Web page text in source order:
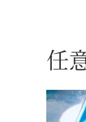
任